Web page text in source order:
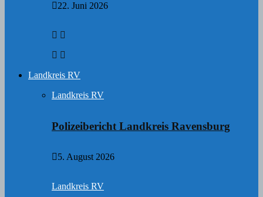
22. Juni 2026
Landkreis RV
Landkreis RV
Polizeibericht Landkreis Ravensburg
5. August 2026
Landkreis RV